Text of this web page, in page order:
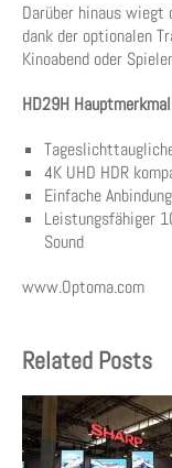
Darüber hinaus
dank der optionalen
Kinoabend oder
HD29H
4K UHD HDR
Einfache
Leistungsfähiger
Sound
www.Optoma.com
Related Posts